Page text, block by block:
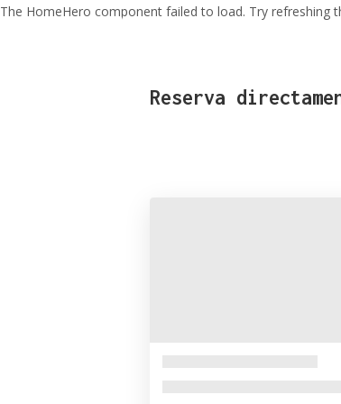
The HomeHero component failed to load. Try refreshing
Reserva